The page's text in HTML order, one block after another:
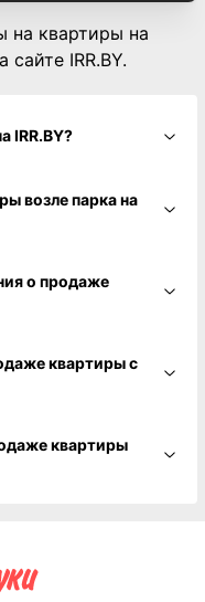
на квартиры на
IRR.BY.
квартиру недорого на IRR.BY?
на
о продаже
квартиры с
квартиры